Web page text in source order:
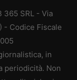
365 SRL - Via
- Codice Fiscale
in
periodicità. Non